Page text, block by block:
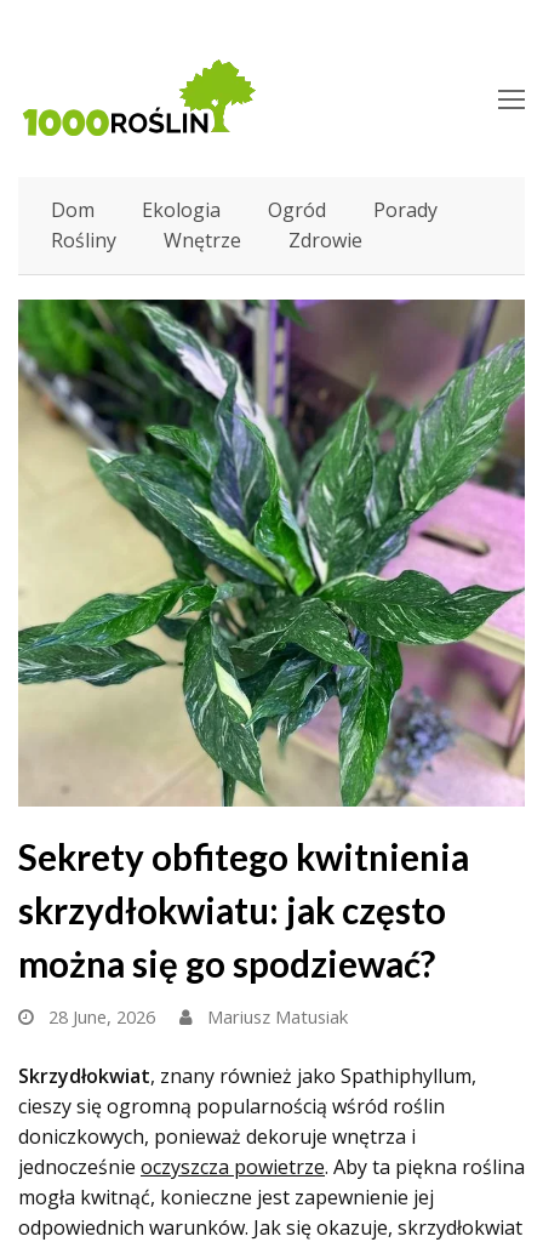
Dom Ekologia Ogród
Porady
Rośliny
Wnętrze Zdrowie
Sekrety obfitego kwitnienia
skrzydłokwiatu: jak często
można się go spodziewać?
28 June, 2026 Mariusz Matusiak
Skrzydłokwiat, znany również jako Spathiphyllum,
cieszy się ogromną popularnością wśród roślin
doniczkowych, ponieważ dekoruje wnętrza i
jednocześnie oczyszcza powietrze. Aby ta piękna roślina
mogła kwitnąć, konieczne jest zapewnienie jej
odpowiednich warunków. Jak się okazuje, skrzydłokwiat